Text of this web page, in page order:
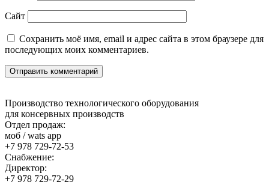
Сайт
Сохранить моё имя, email и адрес сайта в этом браузере для
последующих моих комментариев.
Производство технологического оборудования
для консервных производств
Отдел продаж:
моб / wats app
+7 978 729-72-53
Снабжение:
Директор:
+7 978 729-72-29